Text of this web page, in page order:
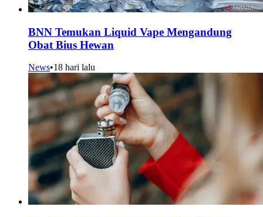
BNN Temukan Liquid Vape Mengandung
Obat Bius Hewan
News•18 hari lalu